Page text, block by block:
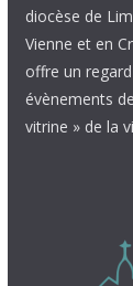
diocèse de
Vienne et en
offre un
évènements
vitrine » de la